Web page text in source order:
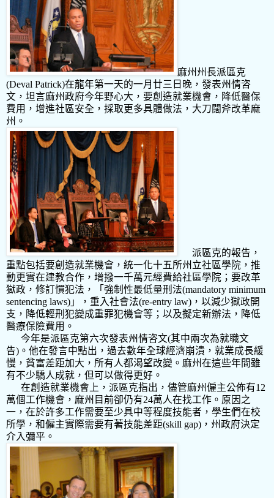
麻州州長派區克
(Deval Patrick)在龍年第一天的一月廿三日晚，發表州情咨
文，坦言麻州政府今年野心大，要創造就業機會，降低醫保
費用，增進社區安全，採取更多具體做法，大刀闊斧改革麻
州。
派區克的報告，
重點包括要創造就業機會，統一化十五所州立社區學院，推
動更實在建教合作，增撥一千萬元經費給社區學院；要改革
獄政，修訂慣犯法，「強制性最低量刑法(mandatory minimum
sentencing laws) 」，重入社會法(re-entry law) ，以減少獄政開
支，降低輕刑犯變成重罪犯機會等；以及擬定新辦法，降低
醫療保險費用。
今年是派區克第六次發表州情咨文(其中兩次為就職文
告) 。他在發言中點出，過去數年全球經濟崩潰，就業成長緩
慢，貧富差距加大，所有人都渴望改變。麻州在這些年間雖
有不少驕人成就，但可以做得更好。
在創造就業機會上，派區克指出，儘管麻州僱主公佈有12
萬個工作機會，麻州目前卻仍有24萬人在找工作。原因之
一，在於許多工作需要至少具中等程度技能者，學生們在校
所學，和僱主實際需要有著技能差距(skill gap) ，州政府決定
介入彌平。